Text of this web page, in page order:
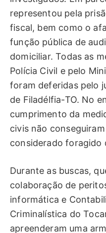
representou pela
fiscal, bem como o
função pública de
domiciliar. Todas as
Polícia Civil e pelo
foram deferidas pelo
de Filadélfia-TO. No
cumprimento da
civis não
considerado foragido
Durante as buscas,
colaboração de
informática e
Criminalística do
apreenderam uma